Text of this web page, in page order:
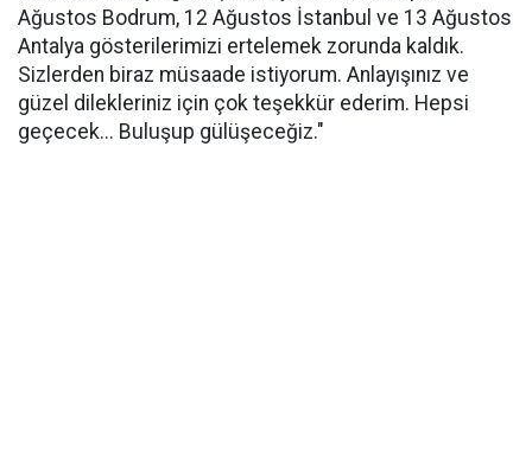
Ağustos Bodrum, 12 Ağustos İstanbul ve 13 Ağustos
Antalya gösterilerimizi ertelemek zorunda kaldık.
Sizlerden biraz müsaade istiyorum. Anlayışınız ve
güzel dilekleriniz için çok teşekkür ederim. Hepsi
geçecek... Buluşup gülüşeceğiz."